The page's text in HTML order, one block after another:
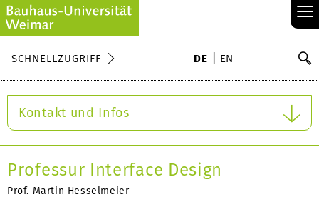
≡
SCHNELLZUGRIFF DE EN
Kontakt und Infos
Professur Interface Design
Prof. Martin Hesselmeier